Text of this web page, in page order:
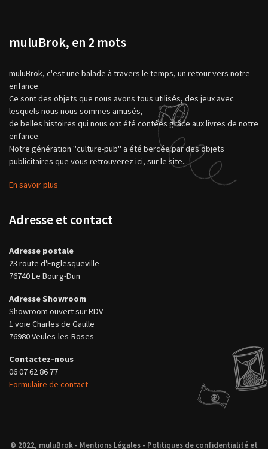
muluBrok, en 2 mots
muluBrok, c'est une balade à travers le temps, un retour vers notre
enfance.
Ce sont des objets que nous avons tous utilisés, des jeux avec
lesquels nous nous sommes amusés,
de belles histoires qui nous ont été contées grâce aux livres de notre
enfance.
Notre génération "culture-pub" a été bercée par des objets
publicitaires que vous retrouverez ici, sur le site...
En savoir plus
Adresse et contact
Adresse postale
23 route d'Englesqueville
76740 Le Bourg-Dun
Adresse Showroom
Showroom ouvert sur RDV
1 voie Charles de Gaulle
76980 Veules-les-Roses
Contactez-nous
06 07 62 86 77
Formulaire de contact
© 2022, muluBrok - Mentions Légales - Politiques de confidentialité et